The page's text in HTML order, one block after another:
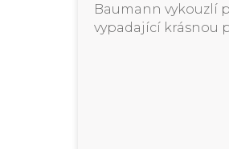
Baumann vykouzlí
vypadající krásnou